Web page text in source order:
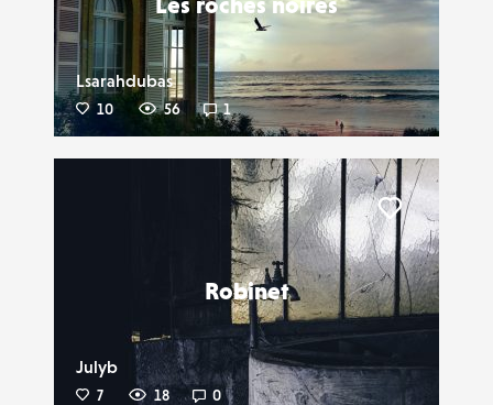
Lsarahdubas
10 56 1
Robinet
Julyb
7 18 0
Liker